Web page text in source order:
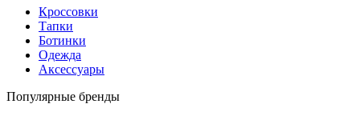
Кроссовки
Тапки
Ботинки
Одежда
Аксессуары
Популярные бренды